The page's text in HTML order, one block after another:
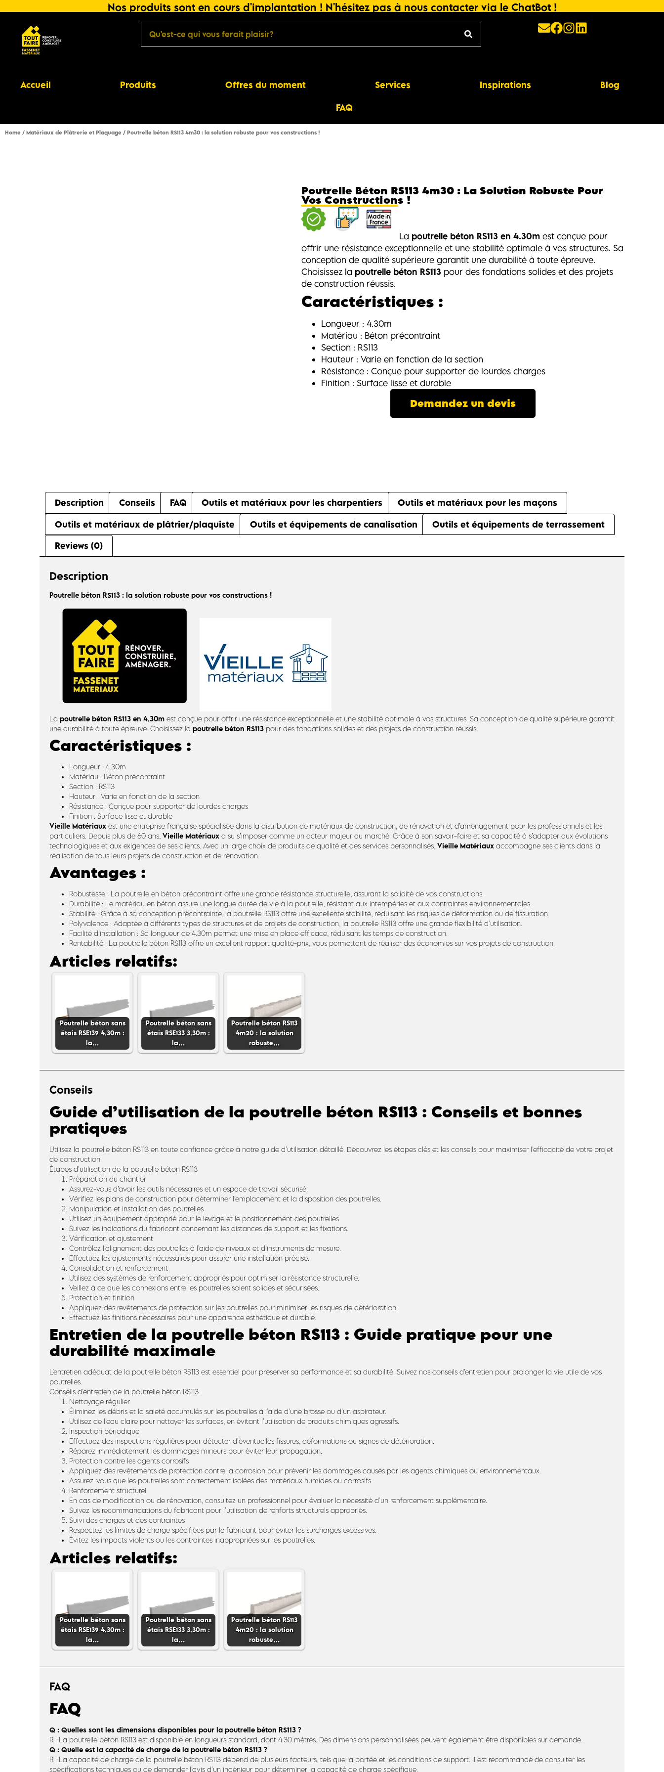
Nos produits sont en cours d'implantation ! N'hésitez pas à nous contacter via le ChatBot !
Accueil Produits Offres du moment Services Inspirations Blog
FAQ
Home / Matériaux de Plâtrerie et Plaquage / Poutrelle béton RS113 4m30 : la solution robuste pour vos constructions !
Poutrelle Béton RS113 4m30 : La Solution Robuste Pour
Vos Constructions !
La poutrelle béton RS113 en 4.30mest conçue pour
offrir une résistance exceptionnelle et une stabilité optimale à vos structures. Sa
conception de qualité supérieure garantit une durabilité à toute épreuve.
Choisissez la poutrelle béton RS113 pour des fondations solides et des projets
de construction réussis.
Caractéristiques :
Longueur : 4.30m
Matériau : Béton précontraint
Section : RS113
Hauteur : Varie en fonction de la section
Résistance : Conçue pour supporter de lourdes charges
Finition : Surface lisse et durable
Demandez un devis
Description Conseils FAQ Outils et matériaux pour les charpentiers
Outils et matériaux pour les maçons
Outils et matériaux de plâtrier/plaquiste
Outils et équipements de canalisation
Outils et équipements de terrassement
Reviews (0)
Description
Poutrelle béton RS113 : la solution robuste pour vos constructions !
La poutrelle béton RS113 en 4.30m est conçue pour offrir une résistance exceptionnelle et une stabilité optimale à vos structures. Sa conception de qualité supérieure garantit
une durabilité à toute épreuve. Choisissez la poutrelle béton RS113 pour des fondations solides et des projets de construction réussis.
Caractéristiques :
Longueur : 4.30m
Matériau : Béton précontraint
Section : RS113
Hauteur : Varie en fonction de la section
Résistance : Conçue pour supporter de lourdes charges
Finition : Surface lisse et durable
Vieille Matériaux est une entreprise française spécialisée dans la distribution de matériaux de construction, de rénovation et d’aménagement pour les professionnels et les
particuliers. Depuis plus de 60 ans, Vieille Matériaux a su s’imposer comme un acteur majeur du marché. Grâce à son savoir-faire et sa capacité à s’adapter aux évolutions
technologiques et aux exigences de ses clients. Avec un large choix de produits de qualité et des services personnalisés, Vieille Matériaux accompagne ses clients dans la
réalisation de tous leurs projets de construction et de rénovation.
Avantages :
Robustesse : La poutrelle en béton précontraint offre une grande résistance structurelle, assurant la solidité de vos constructions.
Durabilité : Le matériau en béton assure une longue durée de vie à la poutrelle, résistant aux intempéries et aux contraintes environnementales.
Stabilité : Grâce à sa conception précontrainte, la poutrelle RS113 offre une excellente stabilité, réduisant les risques de déformation ou de fissuration.
Polyvalence : Adaptée à différents types de structures et de projets de construction, la poutrelle RS113 offre une grande flexibilité d’utilisation.
Facilité d’installation : Sa longueur de 4.30m permet une mise en place efficace, réduisant les temps de construction.
Rentabilité : La poutrelle béton RS113 offre un excellent rapport qualité-prix, vous permettant de réaliser des économies sur vos projets de construction.
Articles relatifs:
Poutrelle béton sans
étais RSE139 4.30m :
la…
Poutrelle béton sans
étais RSE133 3.30m :
la…
Poutrelle béton RS113
4m20 : la solution
robuste…
Conseils
Guide d’utilisation de la poutrelle béton RS113 : Conseils et bonnes
pratiques
Utilisez la poutrelle béton RS113 en toute confiance grâce à notre guide d’utilisation détaillé. Découvrez les étapes clés et les conseils pour maximiser l’efficacité de votre projet
de construction.
Étapes d’utilisation de la poutrelle béton RS113
Préparation du chantier
Assurez-vous d’avoir les outils nécessaires et un espace de travail sécurisé.
Vérifiez les plans de construction pour déterminer l’emplacement et la disposition des poutrelles.
Manipulation et installation des poutrelles
Utilisez un équipement approprié pour le levage et le positionnement des poutrelles.
Suivez les indications du fabricant concernant les distances de support et les fixations.
Vérification et ajustement
Contrôlez l’alignement des poutrelles à l’aide de niveaux et d’instruments de mesure.
Effectuez les ajustements nécessaires pour assurer une installation précise.
Consolidation et renforcement
Utilisez des systèmes de renforcement appropriés pour optimiser la résistance structurelle.
Veillez à ce que les connexions entre les poutrelles soient solides et sécurisées.
Protection et finition
Appliquez des revêtements de protection sur les poutrelles pour minimiser les risques de détérioration.
Effectuez les finitions nécessaires pour une apparence esthétique et durable.
Entretien de la poutrelle béton RS113 : Guide pratique pour une
durabilité maximale
L’entretien adéquat de la poutrelle béton RS113 est essentiel pour préserver sa performance et sa durabilité. Suivez nos conseils d’entretien pour prolonger la vie utile de vos
poutrelles.
Conseils d’entretien de la poutrelle béton RS113
Nettoyage régulier
Éliminez les débris et la saleté accumulés sur les poutrelles à l’aide d’une brosse ou d’un aspirateur.
Utilisez de l’eau claire pour nettoyer les surfaces, en évitant l’utilisation de produits chimiques agressifs.
Inspection périodique
Effectuez des inspections régulières pour détecter d’éventuelles fissures, déformations ou signes de détérioration.
Réparez immédiatement les dommages mineurs pour éviter leur propagation.
Protection contre les agents corrosifs
Appliquez des revêtements de protection contre la corrosion pour prévenir les dommages causés par les agents chimiques ou environnementaux.
Assurez-vous que les poutrelles sont correctement isolées des matériaux humides ou corrosifs.
Renforcement structurel
En cas de modification ou de rénovation, consultez un professionnel pour évaluer la nécessité d’un renforcement supplémentaire.
Suivez les recommandations du fabricant pour l’utilisation de renforts structurels appropriés.
Suivi des charges et des contraintes
Respectez les limites de charge spécifiées par le fabricant pour éviter les surcharges excessives.
Évitez les impacts violents ou les contraintes inappropriées sur les poutrelles.
Articles relatifs:
Poutrelle béton sans
étais RSE139 4.30m :
la…
Poutrelle béton sans
étais RSE133 3.30m :
la…
Poutrelle béton RS113
4m20 : la solution
robuste…
FAQ
FAQ
Q : Quelles sont les dimensions disponibles pour la poutrelle béton RS113 ?
R : La poutrelle béton RS113 est disponible en longueurs standard, dont 4.30 mètres. Des dimensions personnalisées peuvent également être disponibles sur demande.
Q : Quelle est la capacité de charge de la poutrelle béton RS113 ?
R : La capacité de charge de la poutrelle béton RS113 dépend de plusieurs facteurs, tels que la portée et les conditions de support. Il est recommandé de consulter les
spécifications techniques ou de demander l’avis d’un ingénieur pour déterminer la capacité de charge spécifique.